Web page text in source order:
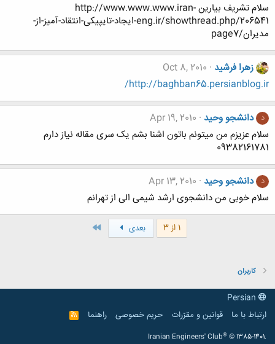
سلام تشریف بیارین http://www.www.www.iran-
eng.ir/showthread.php/206541-ایجاد-تایپیکی-انتقاد-آمیز-از-
مدیران/page7
زهرا فرشید Oct 8, 2010
http://baghban65.persianblog.ir/
د دانشجو وحید Apr 19, 2010
سلام عزیزم من میتونم باتون اشنا بشم یک سری مقاله نیاز دارم
09382161781
د دانشجو وحید Apr 13, 2010
سلام خوبی من دانشجوی ارشد شیمی الی از تهرانم
1 از 3 بعدی
کاربران
ارتباط با ما
قوانین و مقرّرات حریم خصوصی راهنما
R
S
Iranian Engineers' Club® © 1385-1401.